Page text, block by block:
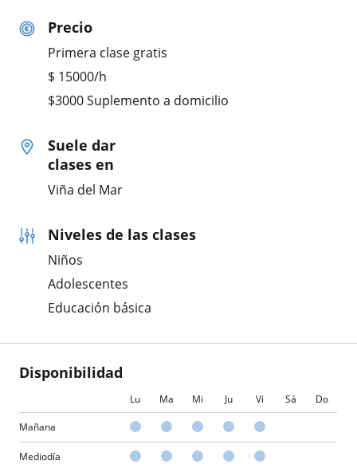
Precio
Primera clase gratis
$ 15000/h
$3000 Suplemento a domicilio
Suele dar
clases en
Viña del Mar
Niveles de las clases
Niños
Adolescentes
Educación básica
Disponibilidad
Lu Ma Mi Ju Vi Sá Do
Mañana
Mediodía